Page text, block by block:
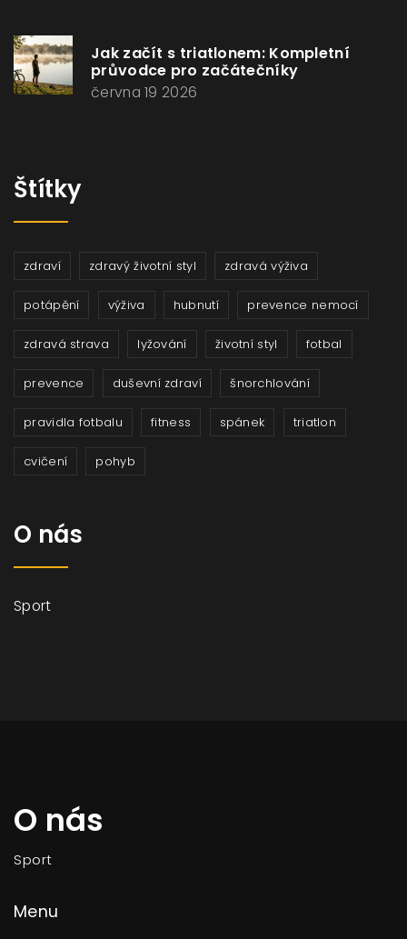
Jak začít s triatlonem: Kompletní
průvodce pro začátečníky
června 19 2026
Štítky
zdraví zdravý životní styl zdravá výživa
potápění výživa hubnutí prevence nemocí
zdravá strava lyžování životní styl fotbal
prevence duševní zdraví šnorchlování
pravidla fotbalu fitness spánek triatlon
cvičení pohyb
O nás
Sport
O nás
Sport
Menu